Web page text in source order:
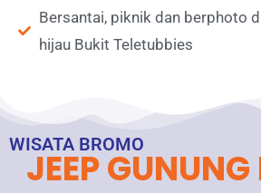
Bersantai, piknik dan berphoto
hijau Bukit Teletubbies
WISATA BROMO
JEEP